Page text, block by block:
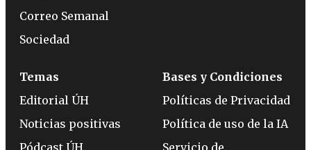
Correo Semanal
Sociedad
Temas
Editorial ÚH
Noticias positivas
Pódcast ÚH
Bases y Condiciones
Políticas de Privacidad
Política de uso de la IA
Servicio de